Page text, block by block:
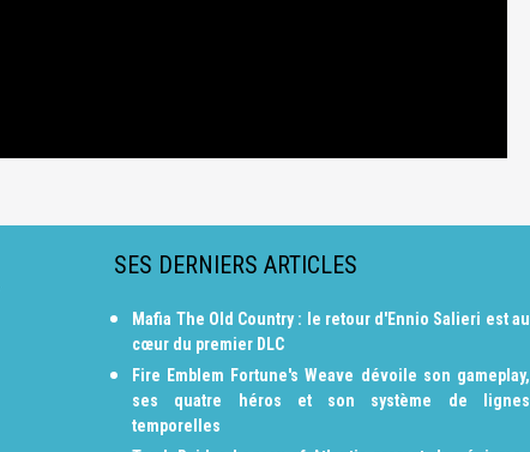
SES DERNIERS ARTICLES
Mafia The Old Country : le retour d'Ennio Salieri est au
cœur du premier DLC
Fire Emblem Fortune's Weave dévoile son gameplay,
ses quatre héros et son système de lignes
temporelles